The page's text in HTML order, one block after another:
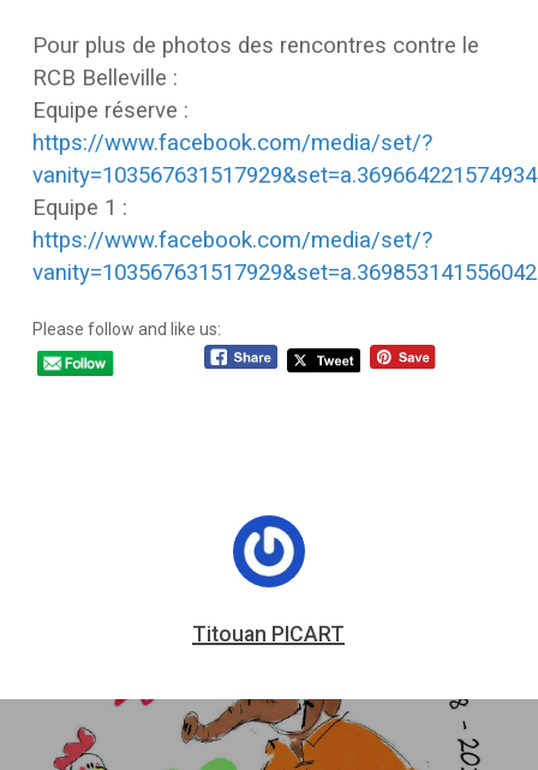
Pour plus de photos des rencontres contre le
RCB Belleville :
Equipe réserve :
https://www.facebook.com/media/set/?
vanity=103567631517929&set=a.369664221574934
Equipe 1 :
https://www.facebook.com/media/set/?
vanity=103567631517929&set=a.369853141556042
Please follow and like us:
Titouan PICART